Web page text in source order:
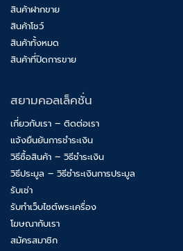
สินค้าฝากขาย
สินค้าโชว์
สินค้าทั้งหมด
สินค้าที่ปิดการขาย
สยามคอลเล็คชั่น
เกี่ยวกับเรา – ติดต่อเรา
แจ้งยืนยันการชำระเงิน
วิธีซื้อสินค้า – วิธีชำระเงิน
วิธีประมูล – วิธีชำระเงินการประมูล
รับเช่า
รับทำเว็บไซต์พระเครื่อง
โฆษณากับเรา
สมัครสมาชิก